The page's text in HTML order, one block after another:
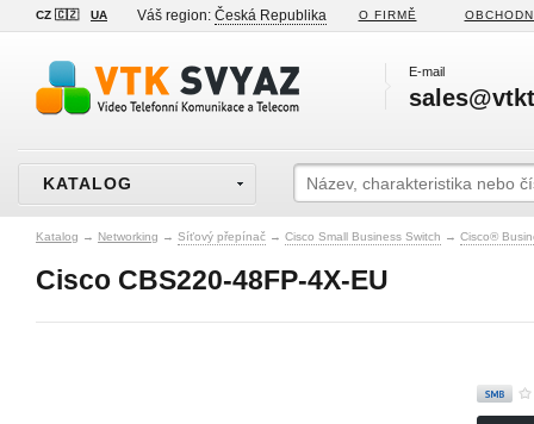
CZ 🇨🇿 UA Váš region: Česká Republika O FIRMĚ
E-mail
KATALOG
Katalog → Networking → Síťový přepínač → Cisco Small Business Switch → Cisco®
Cisco CBS220-48FP-4X-EU